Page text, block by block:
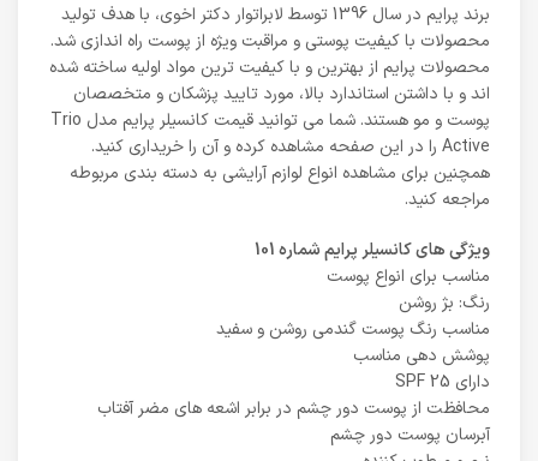
برند پرایم در سال 1396 توسط لابراتوار دکتر اخوی، با هدف تولید
محصولات با کیفیت پوستی و مراقبت ویژه از پوست راه اندازی شد.
محصولات پرایم از بهترین و با کیفیت ترین مواد اولیه ساخته شده
اند و با داشتن استاندارد بالا، مورد تایید پزشکان و متخصصان
پوست و مو هستند. شما می توانید قیمت کانسیلر پرایم مدل Trio
Active را در این صفحه مشاهده کرده و آن را خریداری کنید.
همچنین برای مشاهده انواع لوازم آرایشی به دسته بندی مربوطه
مراجعه کنید.
ویژگی های کانسیلر پرایم شماره 101
مناسب برای انواع پوست
رنگ: بژ روشن
مناسب رنگ پوست گندمی روشن و سفید
پوشش دهی مناسب
دارای SPF 25
محافظت از پوست دور چشم در برابر اشعه های مضر آفتاب
آبرسان پوست دور چشم